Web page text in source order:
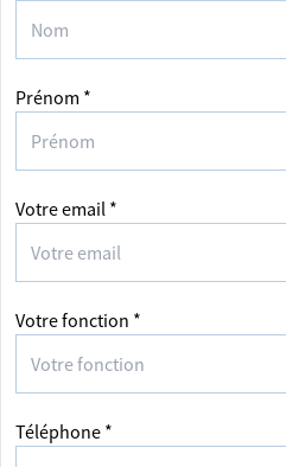
Prénom *
Votre email *
Votre fonction *
Téléphone *